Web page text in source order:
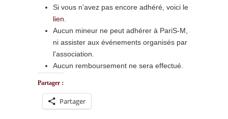
Si vous n’avez pas encore adhéré, voici le
lien
Aucun mineur ne peut adhérer à PariS-M,
ni assister aux événements organisés par
l’association.
Aucun remboursement ne sera effectué.
Partager :
Partager